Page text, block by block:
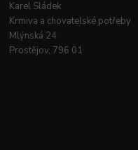
Karel Sládek
Krmiva a chovatelské potřeby
Mlýnská 24
Prostějov, 796 01